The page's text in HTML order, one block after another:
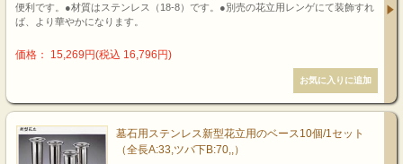
便利です。●材質はステンレス（18-8）です。●別売の花立用レンゲにて装飾すれ
ば、より華やかになります。
価格： 15,269円(税込 16,796円)
墓石用ステンレス新型花立用のベース10個/1セット
（全長A:33,ツバ下B:70,,）